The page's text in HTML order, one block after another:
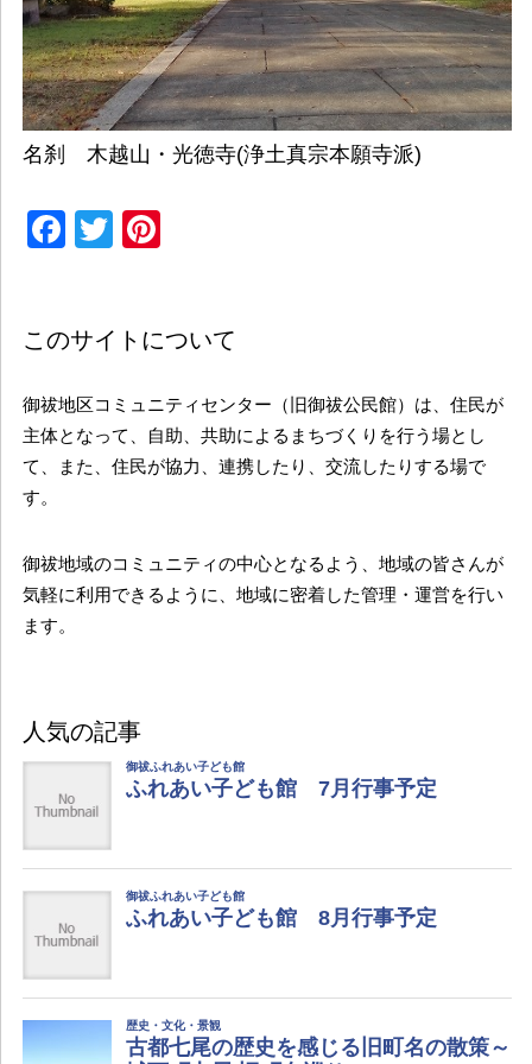
名刹 木越山・光徳寺(浄土真宗本願寺派)
Facebook
Twitter
このサイトについて
御祓地区コミュニティセンター（旧御祓公民館）は、住民が
主体となって、自助、共助によるまちづくりを行う場とし
て、また、住民が協力、連携したり、交流したりする場で
す。
御祓地域のコミュニティの中心となるよう、地域の皆さんが
気軽に利用できるように、地域に密着した管理・運営を行い
ます。
人気の記事